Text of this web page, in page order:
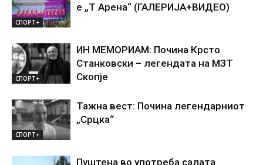
СПОРТ+
е „Т Арена“ (ГАЛЕРИЈА+ВИДЕО)
СПОРТ+
ИН МЕМОРИАМ: Почина Крсто
Станковски – легендата на МЗТ
Скопје
СПОРТ+
Тажна вест: Почина легендарниот
„Срцка“
Пуштена во употреба салата